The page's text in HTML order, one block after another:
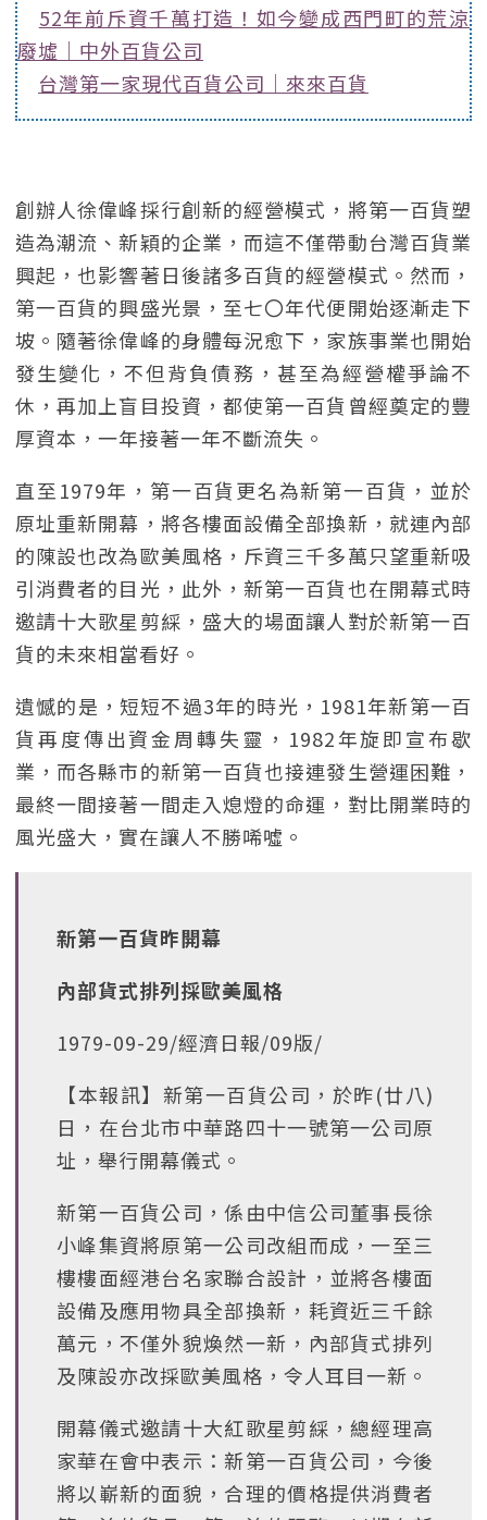
52年前斥資千萬打造！如今變成西門町的荒涼
廢墟｜中外百貨公司
台灣第一家現代百貨公司｜來來百貨
創辦人徐偉峰採行創新的經營模式，將第一百貨塑
造為潮流、新穎的企業，而這不僅帶動台灣百貨業
興起，也影響著日後諸多百貨的經營模式。然而，
第一百貨的興盛光景，至七〇年代便開始逐漸走下
坡。隨著徐偉峰的身體每況愈下，家族事業也開始
發生變化，不但背負債務，甚至為經營權爭論不
休，再加上盲目投資，都使第一百貨曾經奠定的豐
厚資本，一年接著一年不斷流失。
直至1979年，第一百貨更名為新第一百貨，並於
原址重新開幕，將各樓面設備全部換新，就連內部
的陳設也改為歐美風格，斥資三千多萬只望重新吸
引消費者的目光，此外，新第一百貨也在開幕式時
邀請十大歌星剪綵，盛大的場面讓人對於新第一百
貨的未來相當看好。
遺憾的是，短短不過3年的時光，1981年新第一百
貨再度傳出資金周轉失靈，1982年旋即宣布歇
業，而各縣市的新第一百貨也接連發生營運困難，
最終一間接著一間走入熄燈的命運，對比開業時的
風光盛大，實在讓人不勝唏噓。
新第一百貨昨開幕
內部貨式排列採歐美風格
1979-09-29/經濟日報/09版/
【本報訊】新第一百貨公司，於昨(廿八)
日，在台北市中華路四十一號第一公司原
址，舉行開幕儀式。
新第一百貨公司，係由中信公司董事長徐
小峰集資將原第一公司改組而成，一至三
樓樓面經港台名家聯合設計，並將各樓面
設備及應用物具全部換新，耗資近三千餘
萬元，不僅外貌煥然一新，內部貨式排列
及陳設亦改採歐美風格，令人耳目一新。
開幕儀式邀請十大紅歌星剪綵，總經理高
家華在會中表示：新第一百貨公司，今後
將以嶄新的面貌，合理的價格提供消費者